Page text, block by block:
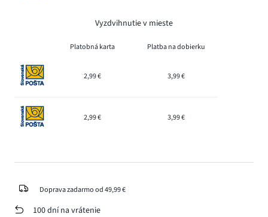
Vyzdvihnutie v mieste
Platobná karta Platba na dobierku
2,99 € 3,99 €
2,99 € 3,99 €
Doprava zadarmo od 49,99 €
100 dní na vrátenie